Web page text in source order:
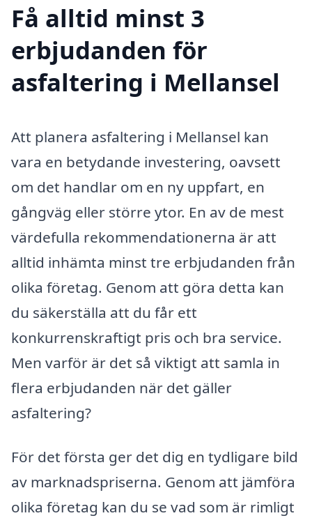
Få alltid minst 3
erbjudanden för
asfaltering i Mellansel
Att planera asfaltering i Mellansel kan
vara en betydande investering, oavsett
om det handlar om en ny uppfart, en
gångväg eller större ytor. En av de mest
värdefulla rekommendationerna är att
alltid inhämta minst tre erbjudanden från
olika företag. Genom att göra detta kan
du säkerställa att du får ett
konkurrenskraftigt pris och bra service.
Men varför är det så viktigt att samla in
flera erbjudanden när det gäller
asfaltering?
För det första ger det dig en tydligare bild
av marknadspriserna. Genom att jämföra
olika företag kan du se vad som är rimligt